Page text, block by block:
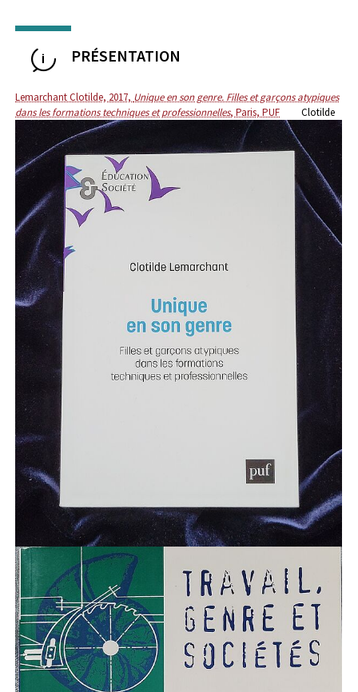
PRÉSENTATION
Lemarchant Clotilde, 2017, Unique en son genre. Filles et garçons atypiques
dans les formations techniques et professionnelles, Paris, PUF Clotilde